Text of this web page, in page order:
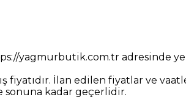
yagmurbutik.com.tr adresinde
fiyatıdır. İlan edilen fiyatlar ve
sonuna kadar geçerlidir.